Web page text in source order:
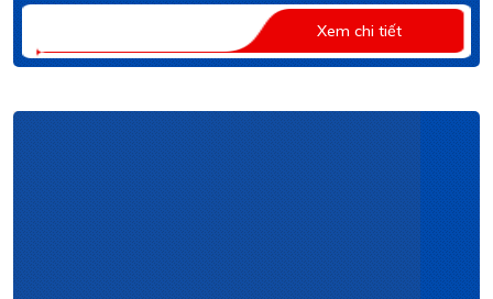
Xem chi tiết